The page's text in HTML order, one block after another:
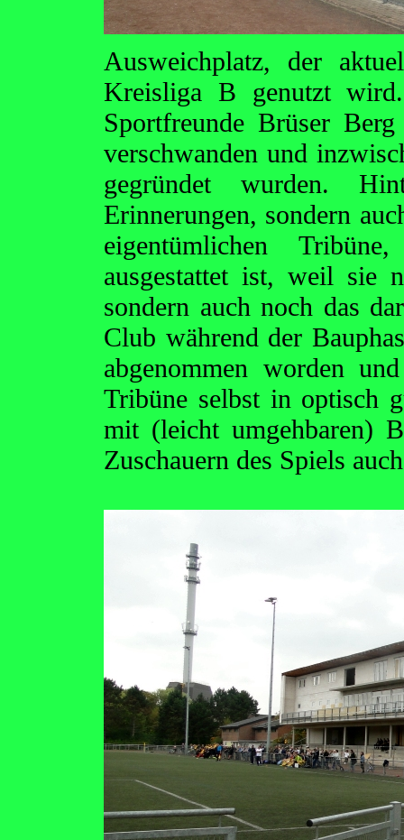
Ausweichplatz, der
Kreisliga B genutzt
Sportfreunde Brüser
verschwanden und
gegründet wurden.
Erinnerungen, sondern
eigentümlichen
ausgestattet ist, weil sie
sondern auch noch das
Club während der
abgenommen worden
Tribüne selbst in optisch
mit (leicht umgehbaren)
Zuschauern des Spiels